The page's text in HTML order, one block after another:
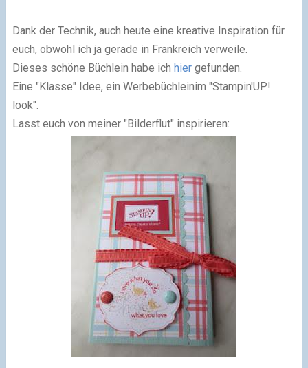
Dank der Technik, auch heute eine kreative Inspiration für
euch, obwohl ich ja gerade in Frankreich verweile.
Dieses schöne Büchlein habe ich hier gefunden.
Eine "Klasse" Idee, ein Werbebüchleinim "Stampin'UP!
look".
Lasst euch von meiner "Bilderflut" inspirieren: